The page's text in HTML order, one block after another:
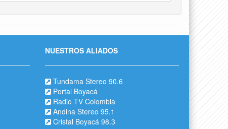
NUESTROS ALIADOS
Tundama Stereo 90.6
Portal Boyacá
Radio TV Colombia
Andina Stereo 95.1
Cristal Boyacá 98.3